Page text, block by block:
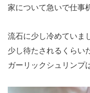
家について急いで仕事
流石に少し冷めていま
少し待たされるくらい
ガーリックシュリンプ